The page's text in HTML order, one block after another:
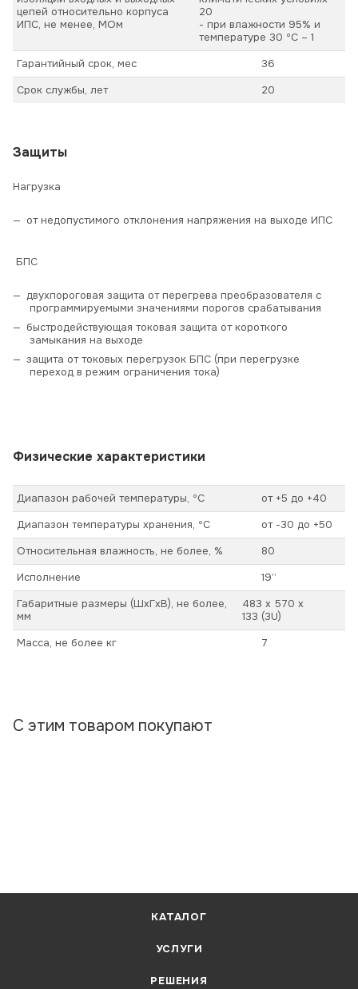
цепей относительно корпуса
ИПС, не менее, МОм
20
- при влажности 95% и
температуре 30 ºС – 1
Гарантийный срок, мес
36
Срок службы, лет
20
Защиты
Нагрузка
от недопустимого отклонения напряжения на выходе ИПС
БПС
двухпороговая защита от перегрева преобразователя с
программируемыми значениями порогов срабатывания
быстродействующая токовая защита от короткого
замыкания на выходе
защита от токовых перегрузок БПС (при перегрузке
переход в режим ограничения тока)
Физические характеристики
Диапазон рабочей температуры, ºС
от +5 до +40
Диапазон температуры хранения, ºС
от -30 до +50
Относительная влажность, не более, %
80
Исполнение
19”
Габаритные размеры (ШхГхВ), не более,
мм
483 x 570 x
133 (3U)
Масса, не более кг
7
С этим товаром покупают
КАТАЛОГ
УСЛУГИ
РЕШЕНИЯ